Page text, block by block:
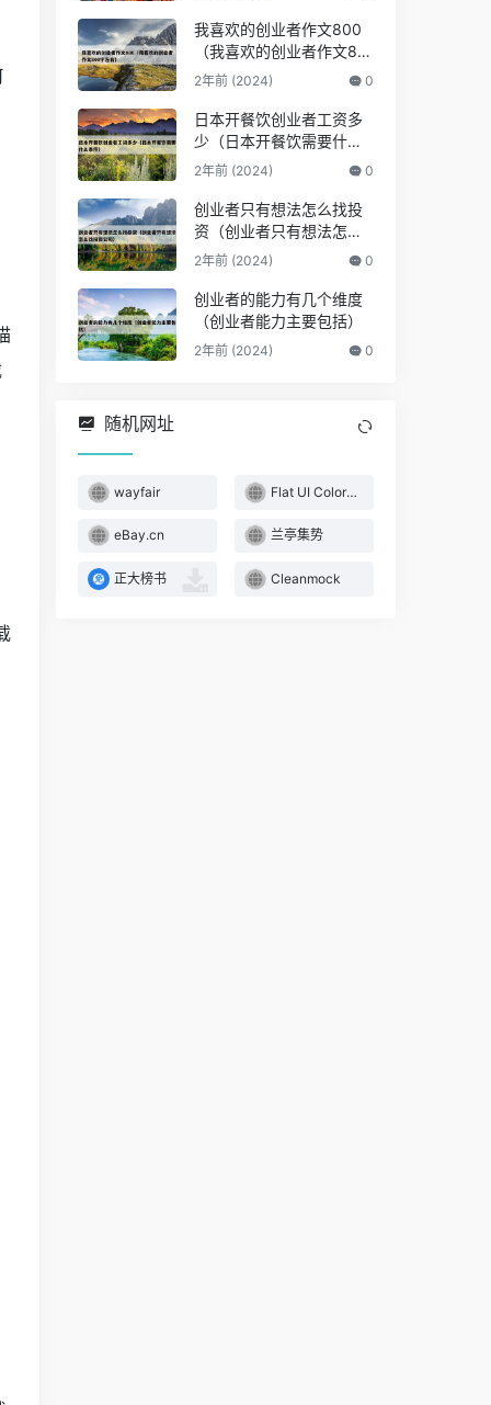
我喜欢的创业者作文800
（我喜欢的创业者作文80
0字左右）
2年前 (2024) 0
日本开餐饮创业者工资多
少（日本开餐饮需要什么
条件）
2年前 (2024) 0
创业者只有想法怎么找投
资（创业者只有想法怎么
找投资公司）
2年前 (2024) 0
创业者的能力有几个维度
（创业者能力主要包括）
2年前 (2024) 0
随机网址
wayfair Flat UI Colors 2
eBay.cn 兰亭集势
正大榜书 Cleanmock